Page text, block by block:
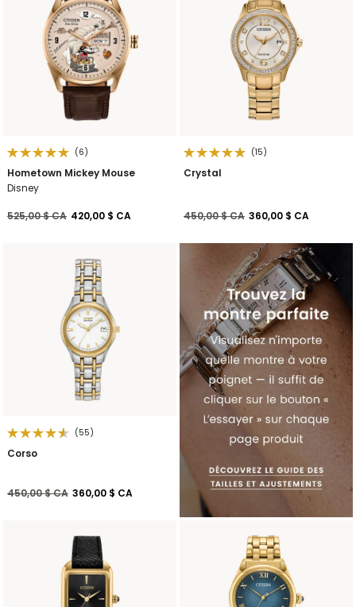
(6)
Hometown Mickey Mouse
Disney
Prix réduit de
525,00 $ CAà420,00 $ CA
(15)
Crystal
Prix réduit de
450,00 $ CAà360,00 $ CA
(55)
Corso
Prix réduit de
450,00 $ CAà360,00 $ CA